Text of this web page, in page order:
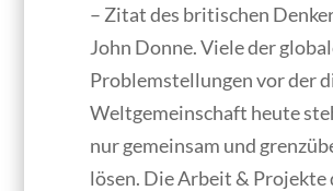
– Zitat des britischen
John Donne. Viele der
Problemstellungen vor der
Weltgemeinschaft heute
nur gemeinsam und
lösen. Die Arbeit & Projekte